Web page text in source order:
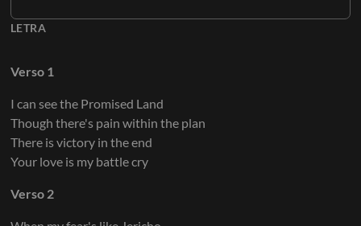
LETRA
Verso 1
I can see the Promised Land
Though there's pain within the plan
There is victory in the end
Your love is my battle cry
Verso 2